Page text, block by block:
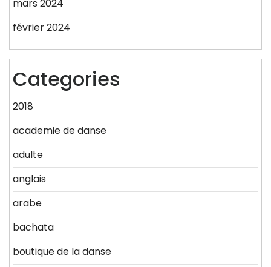
mars 2024
février 2024
Categories
2018
academie de danse
adulte
anglais
arabe
bachata
boutique de la danse